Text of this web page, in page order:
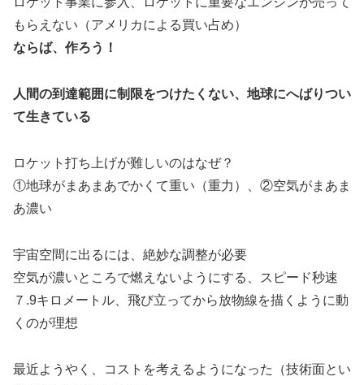
もらえない（アメリカによる買い占め）
ならば、作ろう！
人間の到達範囲に制限をつけたくない、地球にへばりつい
て生きている
ロケット打ち上げが難しいのはなぜ？
①地球がまあまあでかくて重い（重力）、②空気がまあま
あ濃い
宇宙空間に出るには、絶妙な調整が必要
空気が濃いところで燃えないようにする、スピード秒速
７.9キロメートル、飛び立ってから放物線を描くように動
くのが理想
最近ようやく、コストを考えるようになった（技術面とい